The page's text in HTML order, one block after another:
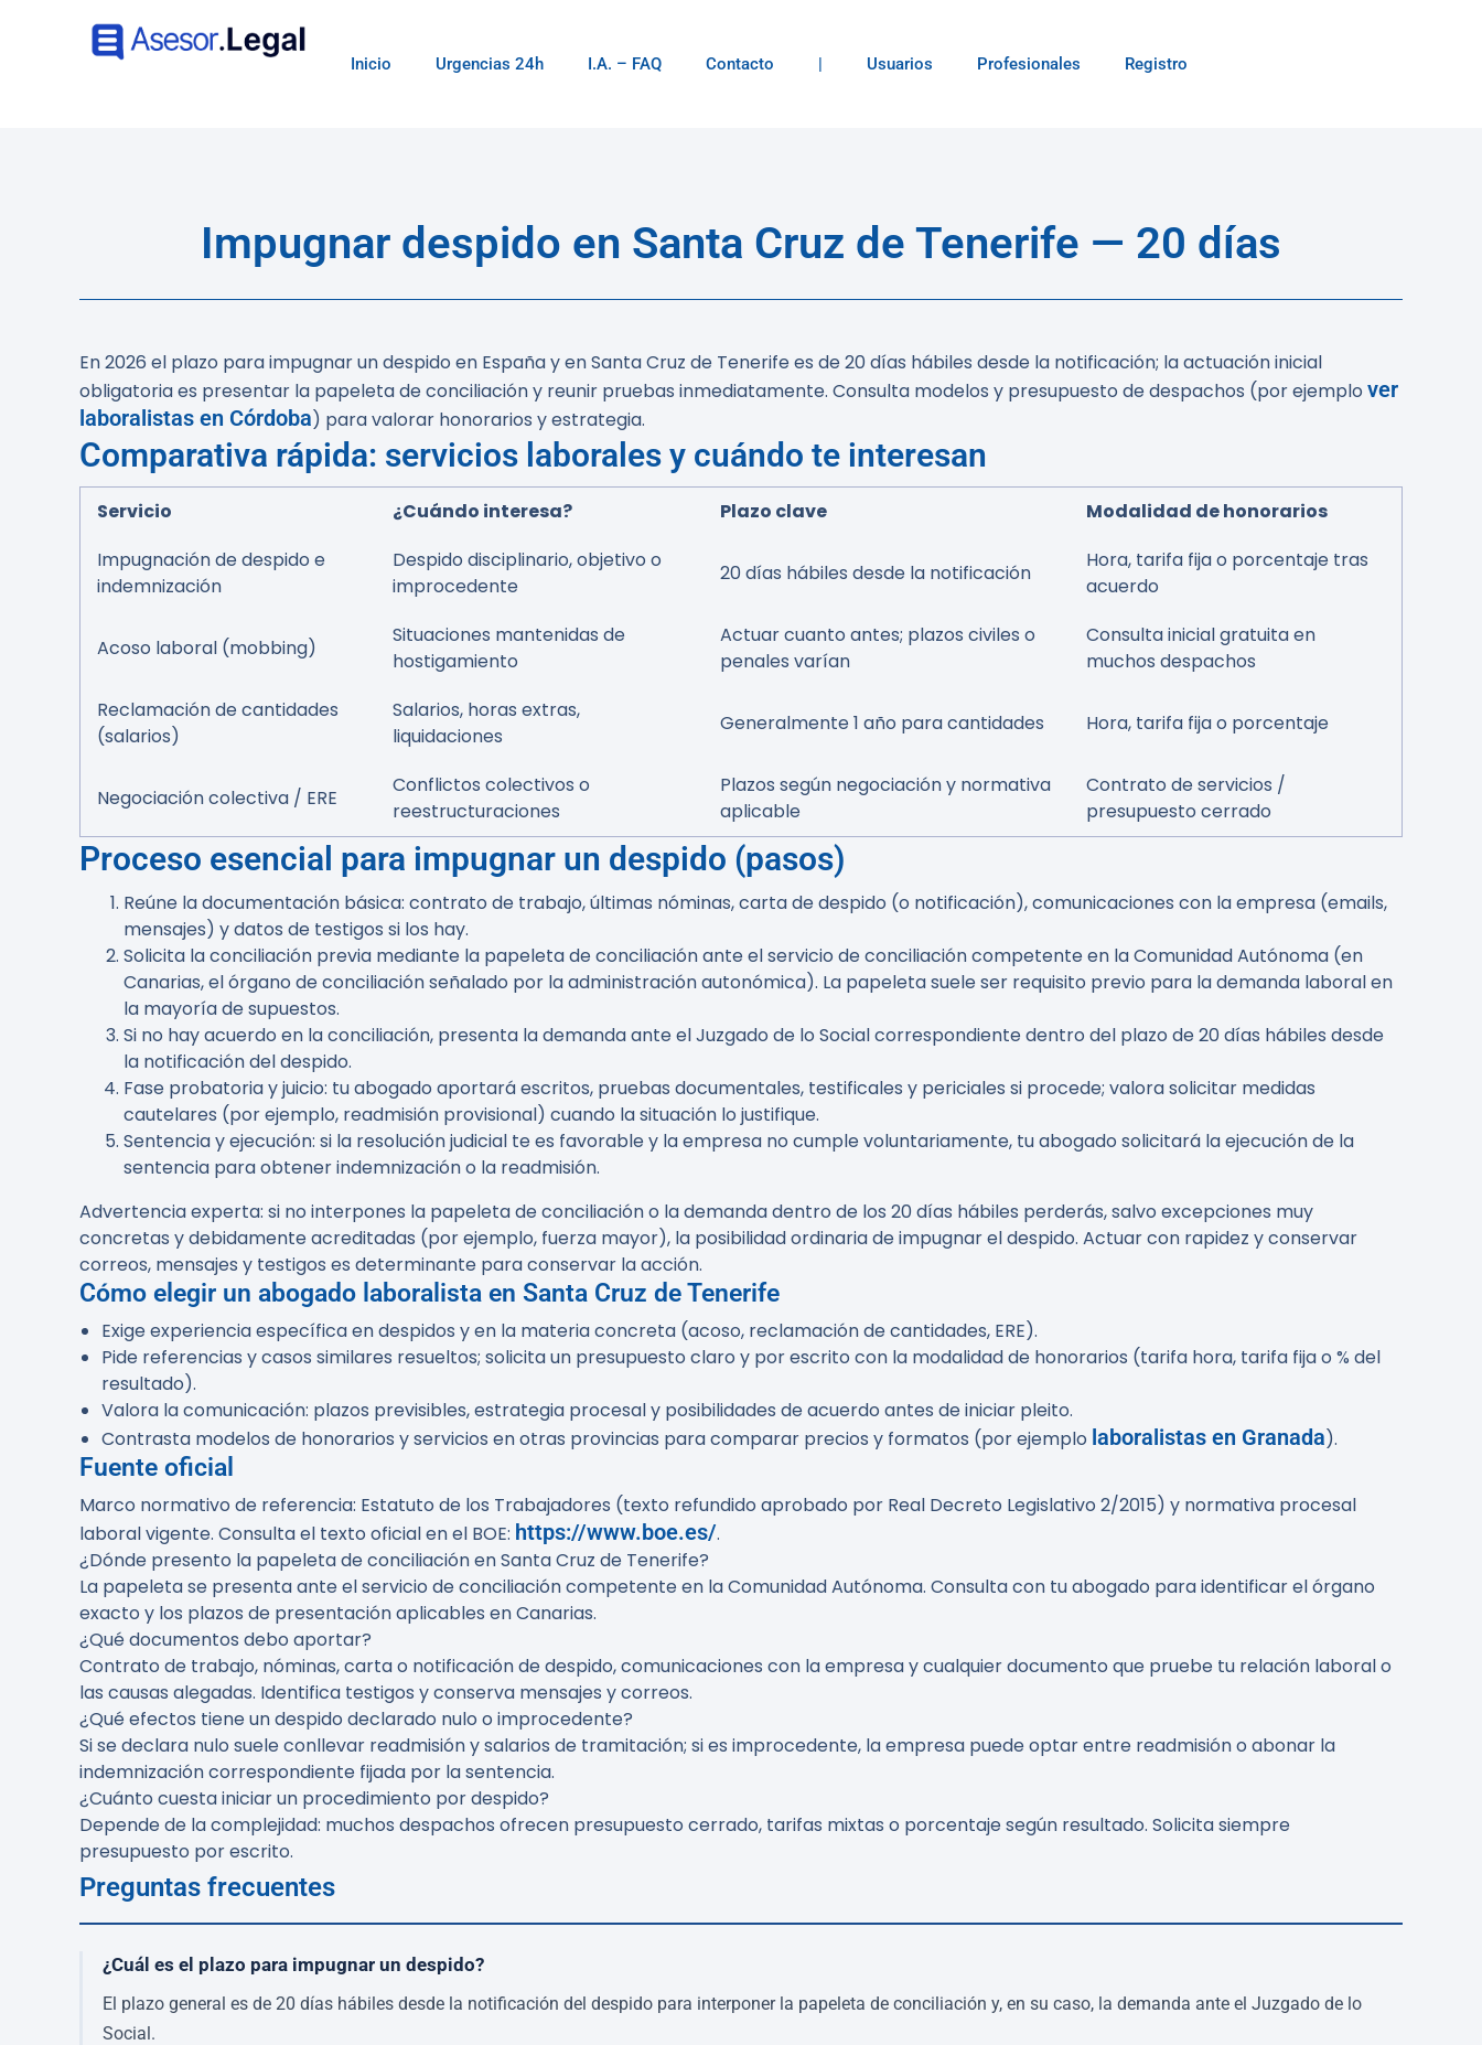
Inicio Urgencias 24h I.A. – FAQ Contacto | Usuarios Profesionales Registro
Impugnar despido en Santa Cruz de Tenerife — 20 días
En 2026 el plazo para impugnar un despido en España y en Santa Cruz de Tenerife es de20 días hábiles desde la notificación; la actuación inicial
obligatoria es presentar la papeleta de conciliación y reunir pruebas inmediatamente. Consulta modelos y presupuesto de despachos (por ejemplo ver
laboralistas en Córdoba) para valorar honorarios y estrategia.
Comparativa rápida: servicios laborales y cuándo te interesan
Servicio ¿Cuándo interesa? Plazo clave
Modalidad de honorarios
Impugnación de despido e
indemnización
Despido disciplinario, objetivo o
improcedente
20 días hábiles desde la notificación
Hora, tarifa fija o porcentaje tras
acuerdo
Acoso laboral (mobbing)
Situaciones mantenidas de
hostigamiento
Actuar cuanto antes; plazos civiles o
penales varían
Consulta inicial gratuita en
muchos despachos
Reclamación de cantidades
(salarios)
Salarios, horas extras,
liquidaciones
Generalmente 1 año para cantidades Hora, tarifa fija o porcentaje
Negociación colectiva / ERE
Conflictos colectivos o
reestructuraciones
Plazos según negociación y normativa
aplicable
Contrato de servicios /
presupuesto cerrado
Proceso esencial para impugnar un despido (pasos)
Reúne la documentación básica: contrato de trabajo, últimas nóminas, carta de despido (o notificación), comunicaciones con la empresa (emails,
mensajes) y datos de testigos si los hay.
Solicita la conciliación previa mediante la papeleta de conciliación ante el servicio de conciliación competente en la Comunidad Autónoma (en
Canarias, el órgano de conciliación señalado por la administración autonómica). La papeleta suele ser requisito previo para la demanda laboral en
la mayoría de supuestos.
Si no hay acuerdo en la conciliación, presenta la demanda ante el Juzgado de lo Social correspondiente dentro del plazo de20 días hábiles desde
la notificación del despido.
Fase probatoria y juicio: tu abogado aportará escritos, pruebas documentales, testificales y periciales si procede; valora solicitar medidas
cautelares (por ejemplo, readmisión provisional) cuando la situación lo justifique.
Sentencia y ejecución: si la resolución judicial te es favorable y la empresa no cumple voluntariamente, tu abogado solicitará la ejecución de la
sentencia para obtener indemnización o la readmisión.
Advertencia experta: si no interpones la papeleta de conciliación o la demanda dentro de los 20 días hábiles perderás, salvo excepciones muy
concretas y debidamente acreditadas (por ejemplo, fuerza mayor), la posibilidad ordinaria de impugnar el despido. Actuar con rapidez y conservar
correos, mensajes y testigos es determinante para conservar la acción.
Cómo elegir un abogado laboralista en Santa Cruz de Tenerife
Exige experiencia específica en despidos y en la materia concreta (acoso, reclamación de cantidades, ERE).
Pide referencias y casos similares resueltos; solicita un presupuesto claro y por escrito con la modalidad de honorarios (tarifa hora, tarifa fija o % del
resultado).
Valora la comunicación: plazos previsibles, estrategia procesal y posibilidades de acuerdo antes de iniciar pleito.
Contrasta modelos de honorarios y servicios en otras provincias para comparar precios y formatos (por ejemplo laboralistas en Granada).
Fuente oficial
Marco normativo de referencia: Estatuto de los Trabajadores (texto refundido aprobado por Real Decreto Legislativo 2/2015) y normativa procesal
laboral vigente. Consulta el texto oficial en el BOE: https://www.boe.es/.
¿Dónde presento la papeleta de conciliación en Santa Cruz de Tenerife?
La papeleta se presenta ante el servicio de conciliación competente en la Comunidad Autónoma. Consulta con tu abogado para identificar el órgano
exacto y los plazos de presentación aplicables en Canarias.
¿Qué documentos debo aportar?
Contrato de trabajo, nóminas, carta o notificación de despido, comunicaciones con la empresa y cualquier documento que pruebe tu relación laboral o
las causas alegadas. Identifica testigos y conserva mensajes y correos.
¿Qué efectos tiene un despido declarado nulo o improcedente?
Si se declara nulo suele conllevar readmisión y salarios de tramitación; si es improcedente, la empresa puede optar entre readmisión o abonar la
indemnización correspondiente fijada por la sentencia.
¿Cuánto cuesta iniciar un procedimiento por despido?
Depende de la complejidad: muchos despachos ofrecen presupuesto cerrado, tarifas mixtas o porcentaje según resultado. Solicita siempre
presupuesto por escrito.
Preguntas frecuentes
¿Cuál es el plazo para impugnar un despido?
El plazo general es de 20 días hábiles desde la notificación del despido para interponer la papeleta de conciliación y, en su caso, la demanda ante el Juzgado de lo
Social.